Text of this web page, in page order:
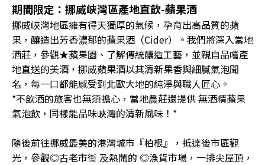
期間限定：挪威峽灣區產地直飲-蘋果酒
挪威峽灣地區擁有得天獨厚的氣候，孕育出高品質的蘋
果，釀造出芳香濃郁的蘋果酒（Cider）。我們將深入當地
酒莊，參觀★蘋果園、了解傳統釀造工藝，並親自品嚐產
地直送的美酒，挪威蘋果酒以其清新果香與細膩氣泡聞
名，每一口都能感受到北歐大地的純淨與職人匠心。
*不飲酒的旅客也無須擔心，當地農莊還提供 無酒精蘋果
氣泡飲，同樣能品味峽灣的清新風味！*
隨後前往挪威最美的港灣城市『柏根』，抵達後市區觀
光，參觀◎古老市街 及熱鬧的 ◎漁貨市場，一排尖屋頂，